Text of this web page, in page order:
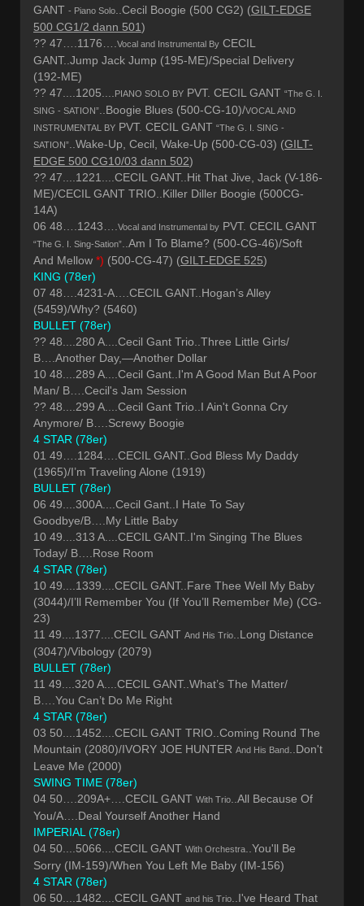
GANT - Piano Solo ..Cecil Boogie (500 CG2) (GILT-EDGE
500 CG1/2 dann 501)
?? 47….1176….
Vocal and Instrumental By CECIL
GANT..Jump Jack Jump (195-ME)/Special Delivery
(192-ME)
?? 47....1205....
PIANO SOLO BY PVT. CECIL GANT “The G. I.
SING - SATION”
..Boogie Blues (500-CG-10)/VOCAL AND
INSTRUMENTAL BY PVT. CECIL GANT “The G. I. SING -
SATION”
..Wake-Up, Cecil, Wake-Up (500-CG-03) (GILT-
EDGE 500 CG10/03 dann 502)
?? 47....1221....CECIL GANT..Hit That Jive, Jack (V-186-
ME)/CECIL GANT TRIO..Killer Diller Boogie (500CG-
14A)
06 48….1243….
Vocal and Instrumental by PVT. CECIL GANT
“The G. I. Sing-Sation”
..Am I To Blame? (500-CG-46)/Soft
And Mellow *) (500-CG-47) (GILT-EDGE 525)
KING (78er)
07 48….4231-A….CECIL GANT..Hogan’s Alley
(5459)/Why? (5460)
BULLET (78er)
?? 48....280 A....Cecil Gant Trio..Three Little Girls/
B….Another Day,—Another Dollar
10 48....289 A....Cecil Gant..I'm A Good Man But A Poor
Man/ B….Cecil's Jam Session
?? 48....299 A....Cecil Gant Trio..I Ain't Gonna Cry
Anymore/ B….Screwy Boogie
4 STAR (78er)
01 49….1284….CECIL GANT..God Bless My Daddy
(1965)/I’m Traveling Alone (1919)
BULLET (78er)
06 49....300A....Cecil Gant..I Hate To Say
Goodbye/B….My Little Baby
10 49....313 A....CECIL GANT..I'm Singing The Blues
Today/ B….Rose Room
4 STAR (78er)
10 49....1339....CECIL GANT..Fare Thee Well My Baby
(3044)/I’ll Remember You (If You’ll Remember Me) (CG-
23)
11 49....1377....CECIL GANT And His Trio
..Long Distance
(3047)/Vibology (2079)
BULLET (78er)
11 49....320 A....CECIL GANT..What’s The Matter/
B….You Can’t Do Me Right
4 STAR (78er)
03 50....1452....CECIL GANT TRIO..Coming Round The
Mountain (2080)/IVORY JOE HUNTER And His Band
..Don't
Leave Me (2000)
SWING TIME (78er)
04 50….209A+….CECIL GANT With Trio
..All Because Of
You/A….Deal Yourself Another Hand
IMPERIAL (78er)
04 50....5066....CECIL GANT With Orchestra
..You'll Be
Sorry (IM-159)/When You Left Me Baby (IM-156)
4 STAR (78er)
06 50....1482....CECIL GANT and his Trio
..I've Heard That